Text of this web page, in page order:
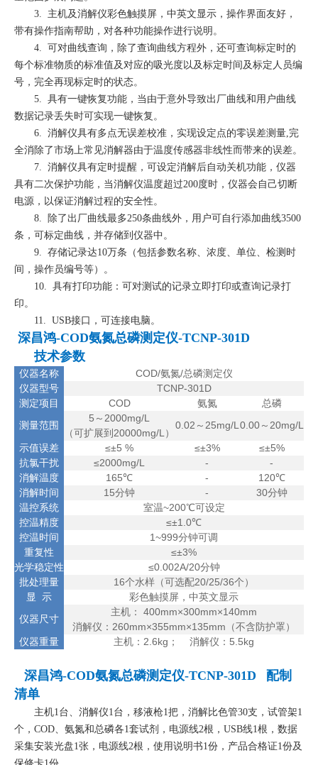
3. 主机及消解仪彩色触摸屏，中英文显示，操作界面友好，
带有操作指南帮助，对各种功能操作进行说明。
4. 可对曲线查询，除了查询曲线方程外，还可查询标定时的
每个标准物质的标准值及对应的吸光度以及标定时间及标定人员编
号，完全再现标定时的状态。
5. 具有一键恢复功能，当由于意外导致出厂曲线和用户曲线
数据记录丢失时可实现一键恢复。
6. 消解仪具有多点无误差校准，实现设定点的零误差测量,完
全消除了市场上常见消解器由于温度传感器非线性而带来的误差。
7. 消解仪具有定时提醒，可设定消解后自动关机功能，仪器
具有二次保护功能，当消解仪温度超过200度时，仪器会自己切断
电源，以保证消解过程的安全性。
8. 除了出厂曲线最多250条曲线外，用户可自行添加曲线3500
条，可标定曲线，并存储到仪器中。
9. 存储记录达10万条（包括参数名称、浓度、单位、检测时
间，操作员编号等）。
10. 具有打印功能：可对测试的记录立即打印或查询记录打
印。
11. USB接口，可连接电脑。
深昌鸿-COD氨氮总磷测定仪-TCNP-301D
技术参数
仪器名称
COD/氨氮/总磷测定仪
仪器型号
TCNP-301D
测定项目
COD 氨氮
总磷
测量范围
5～2000mg/L
（可扩展到20000mg/L ）
0.02～25mg/L 0.00～20mg/L
示值误差
≤±5 % ≤±3%
≤±5%
抗氯干扰
≤2000mg/L -
-
消解温度
165℃ -
120℃
消解时间
15分钟 -
30分钟
温控系统
室温~200℃可设定
控温精度
≤±1.0℃
控温时间
1~999分钟可调
重复性
≤±3%
光学稳定性
≤0.002A/20分钟
批处理量
16个水样（可选配20/25/36个）
显 示
彩色触摸屏，中英文显示
仪器尺寸
主机： 400mm×300mm×140mm
消解仪： 260mm×355mm×135mm（不含防护罩）
仪器重量
主机：2.6kg； 消解仪：5.5kg
深昌鸿-COD氨氮总磷测定仪-TCNP-301D
配制
清单
主机1台、消解仪1台，移液枪1把，消解比色管30支，试管架1
个，COD、氨氮和总磷各1套试剂，电源线2根，USB线1根，数据
采集安装光盘1张，电源线2根，使用说明书1份，产品合格证1份及